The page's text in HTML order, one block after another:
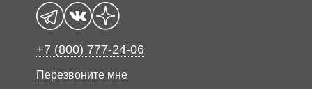
+7 (800) 777-24-06
Перезвоните мне